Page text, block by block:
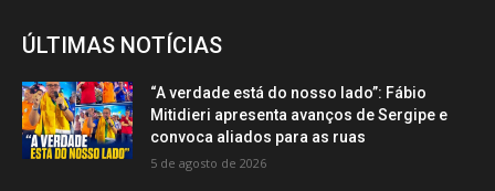
ÚLTIMAS NOTÍCIAS
“A verdade está do nosso lado”: Fábio
Mitidieri apresenta avanços de Sergipe e
convoca aliados para as ruas
5 de agosto de 2026